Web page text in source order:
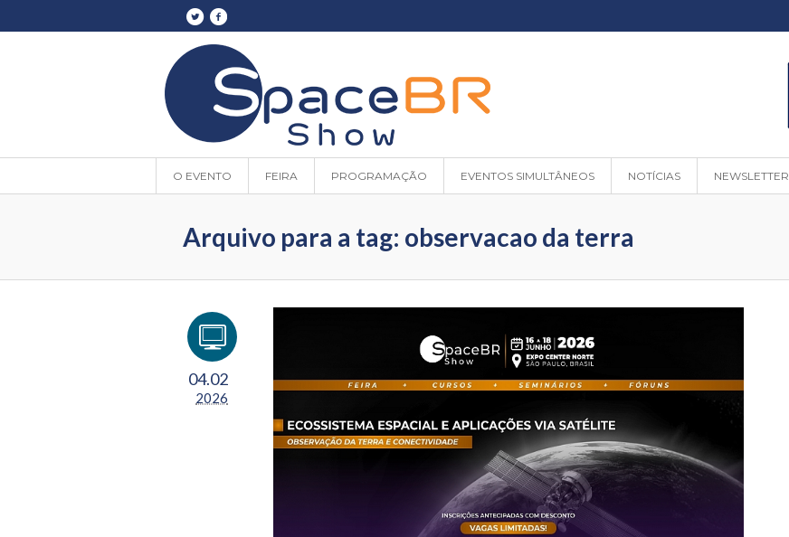
O EVENTO FEIRA PROGRAMAÇÃO EVENTOS SIMULTÂNEOS NOTÍCIAS NEWSLETTER
Arquivo para a tag: observacao da terra
04.02
2026